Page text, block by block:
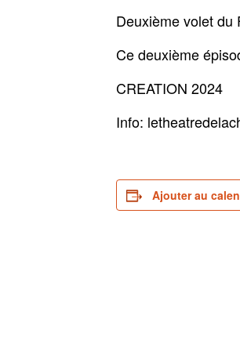
Deuxième volet du
Ce deuxième
CREATION 2024
Info:
Ajouter au